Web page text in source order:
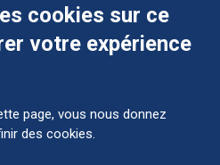
hospitalisation ?
cookies sur ce
votre expérience
page, vous nous donnez
des cookies.